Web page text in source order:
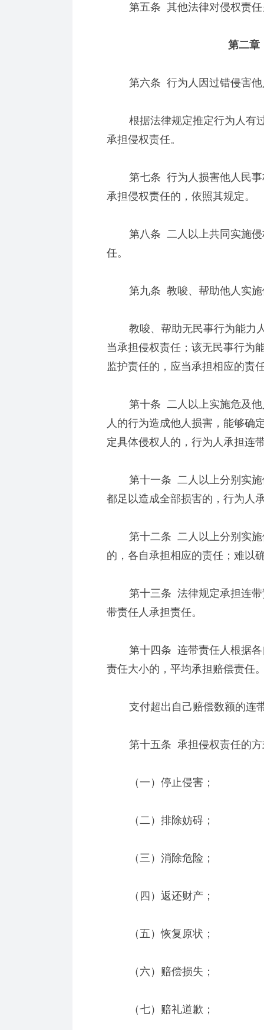
第五条 其他法律对侵权责任
第二章
第六条 行为人因过错侵害他
根据法律规定推定行为人有过
承担侵权责任。
第七条 行为人损害他人民事
承担侵权责任的，依照其规定。
第八条 二人以上共同实施侵
任。
第九条 教唆、帮助他人实施
教唆、帮助无民事行为能力人
当承担侵权责任；该无民事行为
监护责任的，应当承担相应的责
第十条 二人以上实施危及他
人的行为造成他人损害，能够确
定具体侵权人的，行为人承担连
第十一条 二人以上分别实施
都足以造成全部损害的，行为人
第十二条 二人以上分别实施
的，各自承担相应的责任；难以
第十三条 法律规定承担连带
带责任人承担责任。
第十四条 连带责任人根据各
责任大小的，平均承担赔偿责任
支付超出自己赔偿数额的连带
第十五条 承担侵权责任的方
（一）停止侵害；
（二）排除妨碍；
（三）消除危险；
（四）返还财产；
（五）恢复原状；
（六）赔偿损失；
（七）赔礼道歉；